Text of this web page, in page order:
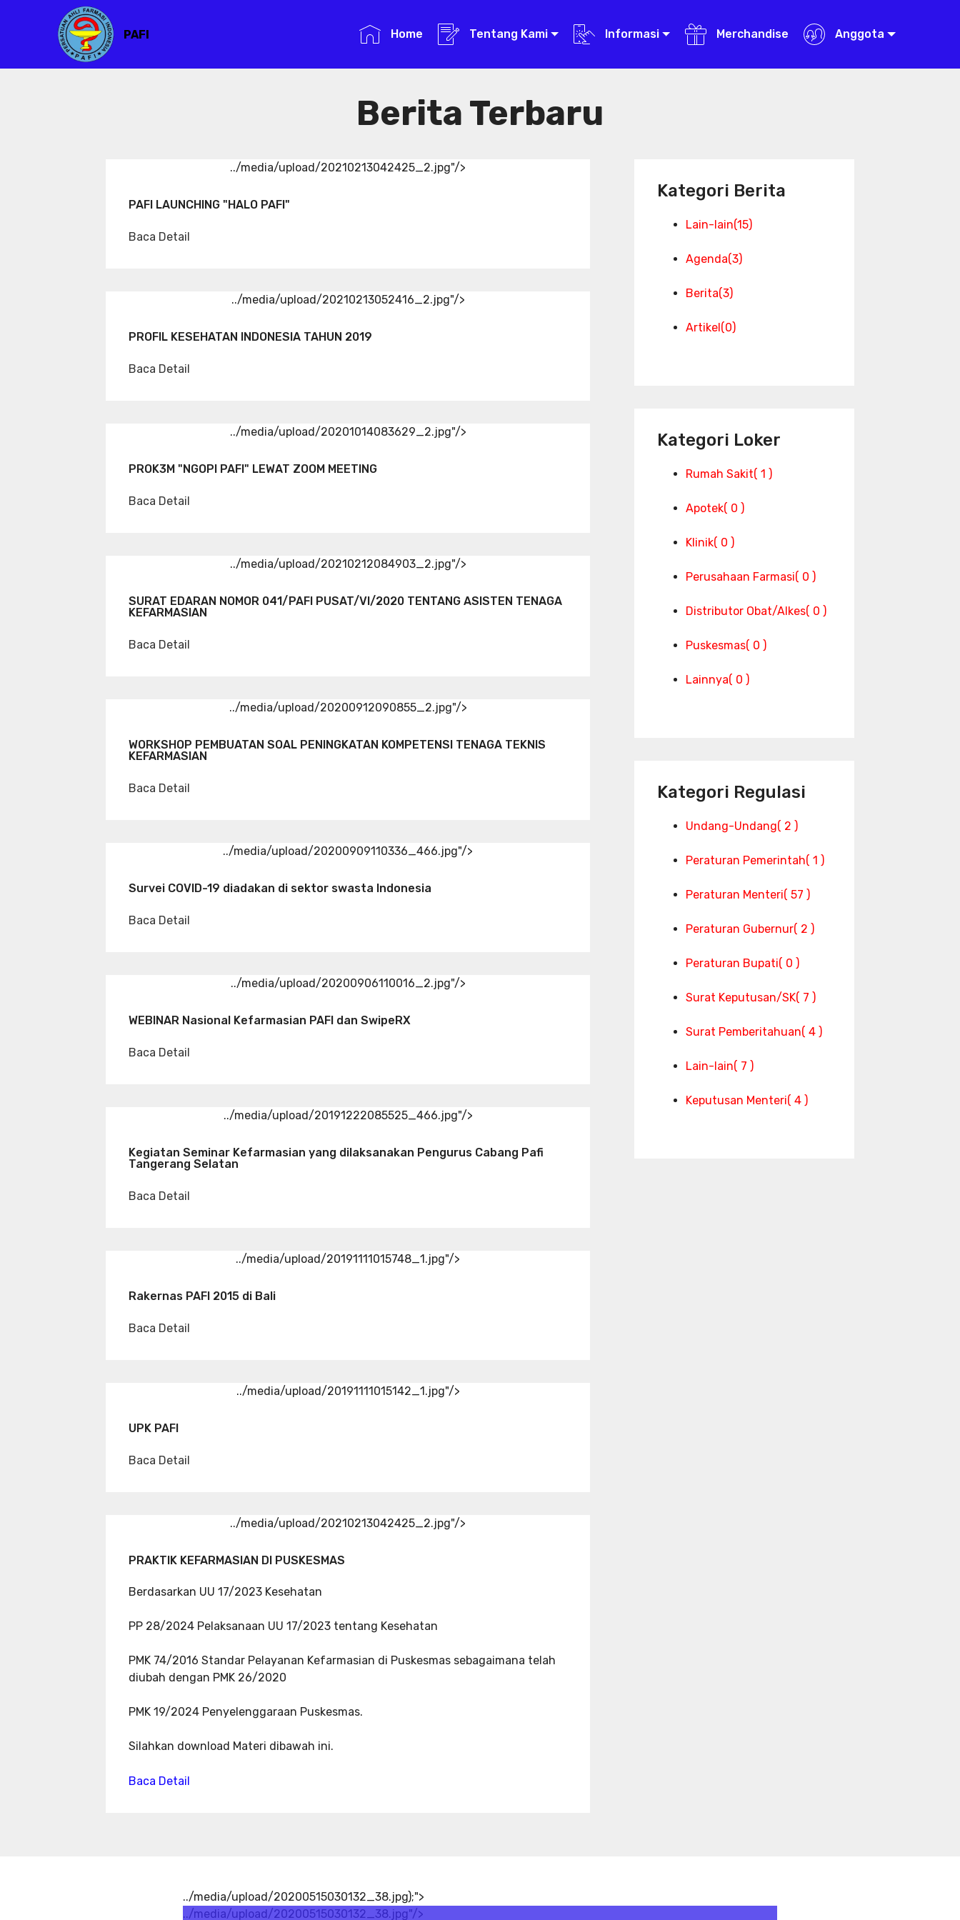
PAFI Home Tentang Kami Informasi Merchandise Anggota
Berita Terbaru
../media/upload/20210213042425_2.jpg"/>
PAFI LAUNCHING "HALO PAFI"
Baca Detail
../media/upload/20210213052416_2.jpg"/>
PROFIL KESEHATAN INDONESIA TAHUN 2019
Baca Detail
../media/upload/20201014083629_2.jpg"/>
PROK3M "NGOPI PAFI" LEWAT ZOOM MEETING
Baca Detail
../media/upload/20210212084903_2.jpg"/>
SURAT EDARAN NOMOR 041/PAFI PUSAT/VI/2020 TENTANG ASISTEN TENAGA
KEFARMASIAN
Baca Detail
../media/upload/20200912090855_2.jpg"/>
WORKSHOP PEMBUATAN SOAL PENINGKATAN KOMPETENSI TENAGA TEKNIS
KEFARMASIAN
Baca Detail
../media/upload/20200909110336_466.jpg"/>
Survei COVID-19 diadakan di sektor swasta Indonesia
Baca Detail
../media/upload/20200906110016_2.jpg"/>
WEBINAR Nasional Kefarmasian PAFI dan SwipeRX
Baca Detail
../media/upload/20191222085525_466.jpg"/>
Kegiatan Seminar Kefarmasian yang dilaksanakan Pengurus Cabang Pafi
Tangerang Selatan
Baca Detail
../media/upload/20191111015748_1.jpg"/>
Rakernas PAFI 2015 di Bali
Baca Detail
../media/upload/20191111015142_1.jpg"/>
UPK PAFI
Baca Detail
../media/upload/20210213042425_2.jpg"/>
PRAKTIK KEFARMASIAN DI PUSKESMAS
Berdasarkan UU 17/2023 Kesehatan
PP 28/2024 Pelaksanaan UU 17/2023 tentang Kesehatan
PMK 74/2016 Standar Pelayanan Kefarmasian di Puskesmas sebagaimana telah
diubah dengan PMK 26/2020
PMK 19/2024 Penyelenggaraan Puskesmas.
Silahkan download Materi dibawah ini.
Baca Detail
Kategori Berita
Lain-lain(15)
Agenda(3)
Berita(3)
Artikel(0)
Kategori Loker
Rumah Sakit( 1 )
Apotek( 0 )
Klinik( 0 )
Perusahaan Farmasi( 0 )
Distributor Obat/Alkes( 0 )
Puskesmas( 0 )
Lainnya( 0 )
Kategori Regulasi
Undang-Undang( 2 )
Peraturan Pemerintah( 1 )
Peraturan Menteri( 57 )
Peraturan Gubernur( 2 )
Peraturan Bupati( 0 )
Surat Keputusan/SK( 7 )
Surat Pemberitahuan( 4 )
Lain-lain( 7 )
Keputusan Menteri( 4 )
../media/upload/20200515030132_38.jpg);">
../media/upload/20200515030132_38.jpg"/>